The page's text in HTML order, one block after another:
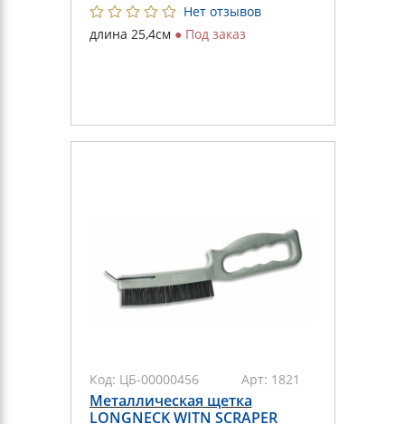
Нет отзывов
длина 25,4см ● Под заказ
Код: ЦБ-00000456 Арт: 1821
Металлическая щетка
LONGNECK WITN SCRAPER